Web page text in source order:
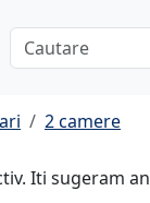
2 camere
Iti sugeram